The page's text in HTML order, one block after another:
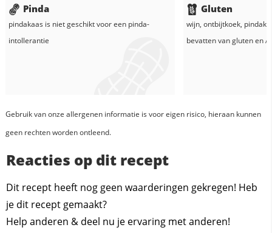
Pinda
pindakaas is niet geschikt voor een pinda-
intollerantie
Gluten
wijn, ontbijtkoek,
bevatten van gluten en
Gebruik van onze allergenen informatie is voor eigen risico, hieraan kunnen
geen rechten worden ontleend.
Reacties op dit recept
Dit recept heeft nog geen waarderingen gekregen! Heb
je dit recept gemaakt?
Help anderen & deel nu je ervaring met anderen!